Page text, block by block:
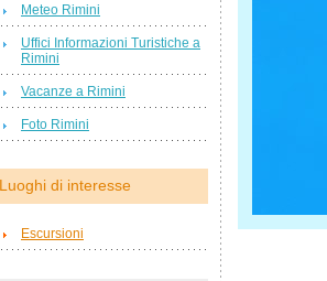
Meteo Rimini
Uffici Informazioni Turistiche a
Rimini
Vacanze a Rimini
Foto Rimini
Luoghi di interesse
Escursioni